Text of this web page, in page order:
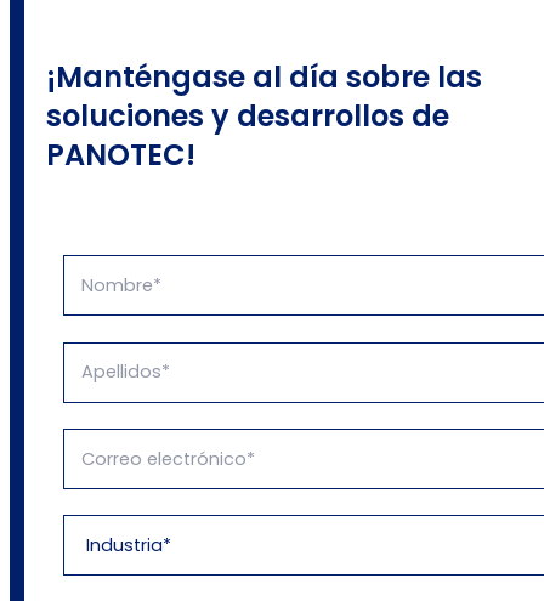
¡Manténgase al día sobre las
soluciones y desarrollos de
PANOTEC!